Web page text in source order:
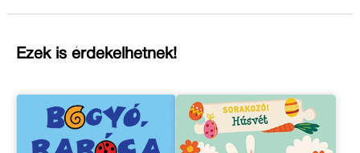
Ezek is érdekelhetnek!